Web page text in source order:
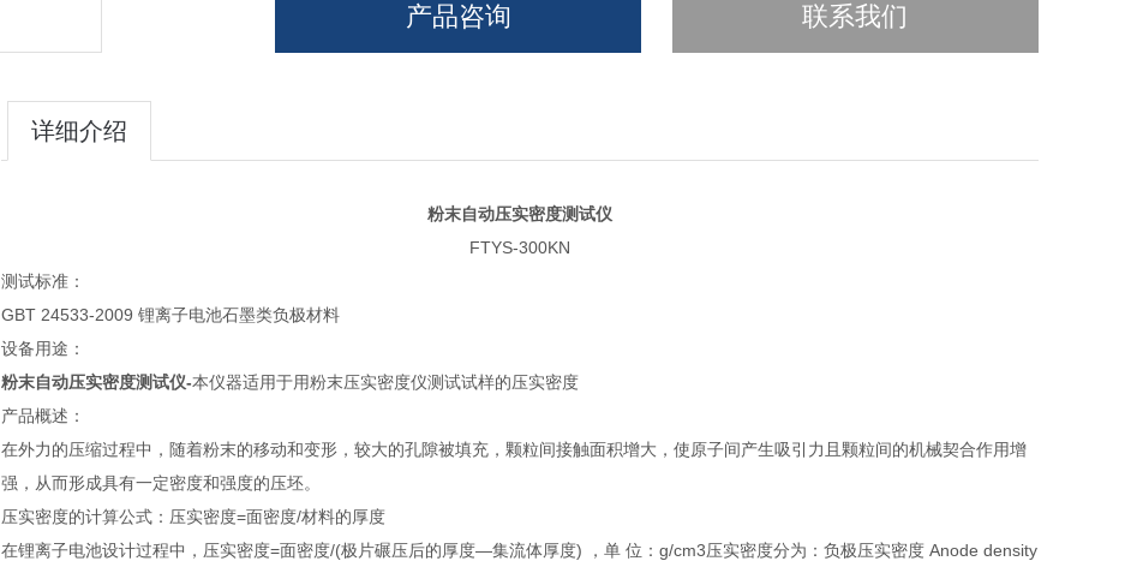
产品咨询 联系我们
详细介绍
粉末自动压实密度测试仪
FTYS-300KN
测试标准：
GBT 24533-2009 锂离子电池石墨类负极材料
设备用途：
粉末自动压实密度测试仪-本仪器适用于用粉末压实密度仪测试试样的压实密度
产品概述：
在外力的压缩过程中，随着粉末的移动和变形，较大的孔隙被填充，颗粒间接触面积增大，使原子间产生吸引力且颗粒间的机械契合作用增
强，从而形成具有一定密度和强度的压坯。
压实密度的计算公式：压实密度=面密度/材料的厚度
在锂离子电池设计过程中，压实密度=面密度/(极片碾压后的厚度—集流体厚度) ，单 位：g/cm3压实密度分为：负极压实密度 Anode density